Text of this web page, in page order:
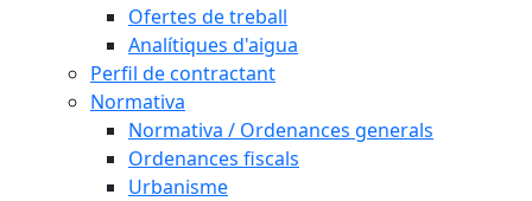
Ofertes de treball
Analítiques d'aigua
Perfil de contractant
Normativa
Normativa / Ordenances generals
Ordenances fiscals
Urbanisme